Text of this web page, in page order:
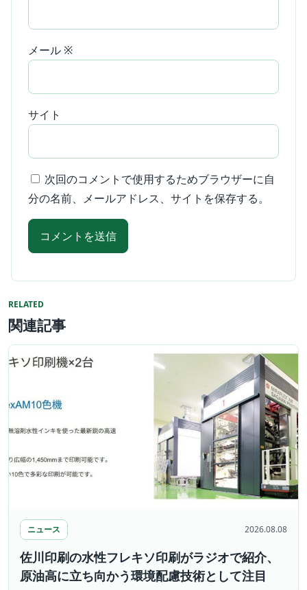
メール ※
サイト
次回のコメントで使用するためブラウザーに自
分の名前、メールアドレス、サイトを保存する。
RELATED
関連記事
ニュース 2026.08.08
佐川印刷の水性フレキソ印刷がラジオで紹介、
原油高に立ち向かう環境配慮技術として注目